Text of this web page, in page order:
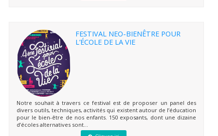
FESTIVAL NEO-BIENÊTRE POUR
L’ÉCOLE DE LA VIE
Notre souhait à travers ce festival est de proposer un panel des
divers outils, techniques, activités qui existent autour de l’éducation
pour le bien-être de nos enfants. 150 exposants, dont une dizaine
d’écoles alternatives sont...